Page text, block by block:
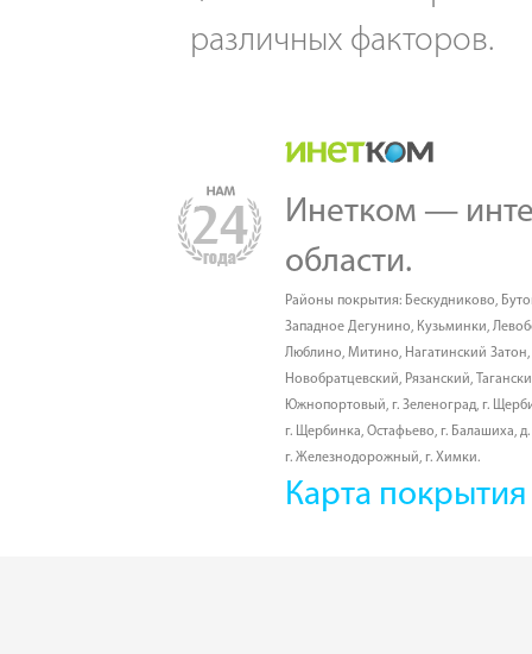
различных факторов.
Инетком —
области.
Районы покрытия: Бескудниково,
Западное Дегунино, Кузьминки,
Люблино, Митино, Нагатинский Затон,
Новобратцевский, Рязанский,
Южнопортовый, г. Зеленоград, г.
г. Щербинка, Остафьево, г. Балашиха,
г. Железнодорожный, г. Химки.
Карта